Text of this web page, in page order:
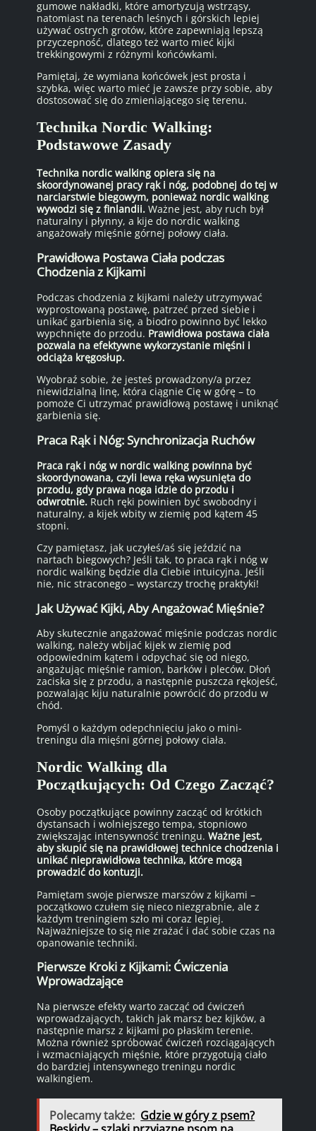
gumowe nakładki, które amortyzują wstrząsy,
natomiast na terenach leśnych i górskich lepiej
używać ostrych grotów, które zapewniają lepszą
przyczepność, dlatego też warto mieć kijki
trekkingowymi z różnymi końcówkami.
Pamiętaj, że wymiana końcówek jest prosta i
szybka, więc warto mieć je zawsze przy sobie, aby
dostosować się do zmieniającego się terenu.
Technika Nordic Walking:
Podstawowe Zasady
Technika nordic walking opiera się na
skoordynowanej pracy rąk i nóg, podobnej do tej w
narciarstwie biegowym, ponieważ nordic walking
wywodzi się z finlandii. Ważne jest, aby ruch był
naturalny i płynny, a kije do nordic walking
angażowały mięśnie górnej połowy ciała.
Prawidłowa Postawa Ciała podczas
Chodzenia z Kijkami
Podczas chodzenia z kijkami należy utrzymywać
wyprostowaną postawę, patrzeć przed siebie i
unikać garbienia się, a biodro powinno być lekko
wypchnięte do przodu. Prawidłowa postawa ciała
pozwala na efektywne wykorzystanie mięśni i
odciąża kręgosłup.
Wyobraź sobie, że jesteś prowadzony/a przez
niewidzialną linę, która ciągnie Cię w górę – to
pomoże Ci utrzymać prawidłową postawę i uniknąć
garbienia się.
Praca Rąk i Nóg: Synchronizacja Ruchów
Praca rąk i nóg w nordic walking powinna być
skoordynowana, czyli lewa ręka wysunięta do
przodu, gdy prawa noga idzie do przodu i
odwrotnie. Ruch ręki powinien być swobodny i
naturalny, a kijek wbity w ziemię pod kątem 45
stopni.
Czy pamiętasz, jak uczyłeś/aś się jeździć na
nartach biegowych? Jeśli tak, to praca rąk i nóg w
nordic walking będzie dla Ciebie intuicyjna. Jeśli
nie, nic straconego – wystarczy trochę praktyki!
Jak Używać Kijki, Aby Angażować Mięśnie?
Aby skutecznie angażować mięśnie podczas nordic
walking, należy wbijać kijek w ziemię pod
odpowiednim kątem i odpychać się od niego,
angażując mięśnie ramion, barków i pleców. Dłoń
zaciska się z przodu, a następnie puszcza rękojeść,
pozwalając kiju naturalnie powrócić do przodu w
chód.
Pomyśl o każdym odepchnięciu jako o mini-
treningu dla mięśni górnej połowy ciała.
Nordic Walking dla
Początkujących: Od Czego Zacząć?
Osoby początkujące powinny zacząć od krótkich
dystansach i wolniejszego tempa, stopniowo
zwiększając intensywność treningu. Ważne jest,
aby skupić się na prawidłowej technice chodzenia i
unikać nieprawidłowa technika, które mogą
prowadzić do kontuzji.
Pamiętam swoje pierwsze marszów z kijkami –
początkowo czułem się nieco niezgrabnie, ale z
każdym treningiem szło mi coraz lepiej.
Najważniejsze to się nie zrażać i dać sobie czas na
opanowanie techniki.
Pierwsze Kroki z Kijkami: Ćwiczenia
Wprowadzające
Na pierwsze efekty warto zacząć od ćwiczeń
wprowadzających, takich jak marsz bez kijków, a
następnie marsz z kijkami po płaskim terenie.
Można również spróbować ćwiczeń rozciągających
i wzmacniających mięśnie, które przygotują ciało
do bardziej intensywnego treningu nordic
walkingiem.
Polecamy także: Gdzie w góry z psem?